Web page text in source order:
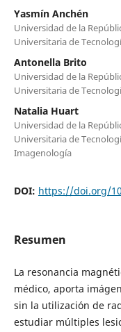
Yasmín Anchén
Universidad de la
Universitaria de
Antonella Brito
Universidad de la
Universitaria de
Natalia Huart
Universidad de la
Universitaria de
Imagenología
DOI: https://doi.org/
Resumen
La resonancia
médico, aporta
sin la utilización de
estudiar múltiples